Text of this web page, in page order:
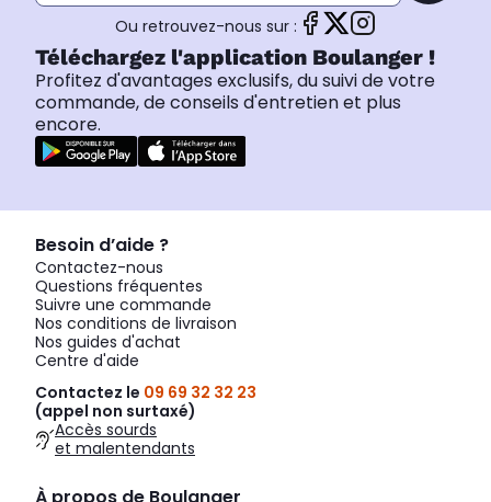
Ou retrouvez-nous sur :
Téléchargez l'application Boulanger !
Profitez d'avantages exclusifs, du suivi de votre
commande, de conseils d'entretien et plus
encore.
Besoin d’aide ?
Contactez-nous
Questions fréquentes
Suivre une commande
Nos conditions de livraison
Nos guides d'achat
Centre d'aide
Contactez le 09 69 32 32 23
(appel non surtaxé)
Accès sourds
et malentendants